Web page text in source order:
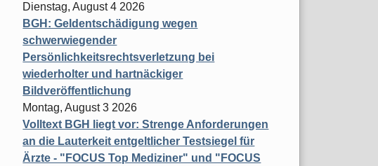
Dienstag, August 4 2026
BGH: Geldentschädigung wegen
schwerwiegender
Persönlichkeitsrechtsverletzung bei
wiederholter und hartnäckiger
Bildveröffentlichung
Montag, August 3 2026
Volltext BGH liegt vor: Strenge Anforderungen
an die Lauterkeit entgeltlicher Testsiegel für
Ärzte - "FOCUS Top Mediziner" und "FOCUS